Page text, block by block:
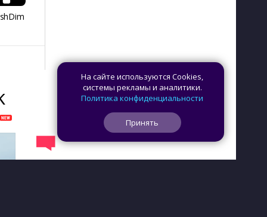
На сайте используются Cookies,
системы рекламы и аналитики.
Политика конфиденциальности
Принять